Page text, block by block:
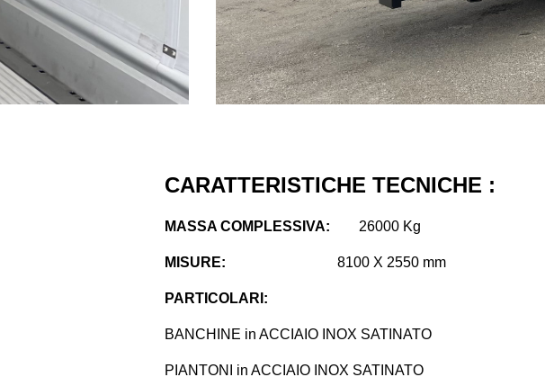
CARATTERISTICHE TECNICHE :
MASSA COMPLESSIVA: 26000 Kg
MISURE: 8100 X 2550 mm
PARTICOLARI:
BANCHINE in ACCIAIO INOX SATINATO
PIANTONI in ACCIAIO INOX SATINATO